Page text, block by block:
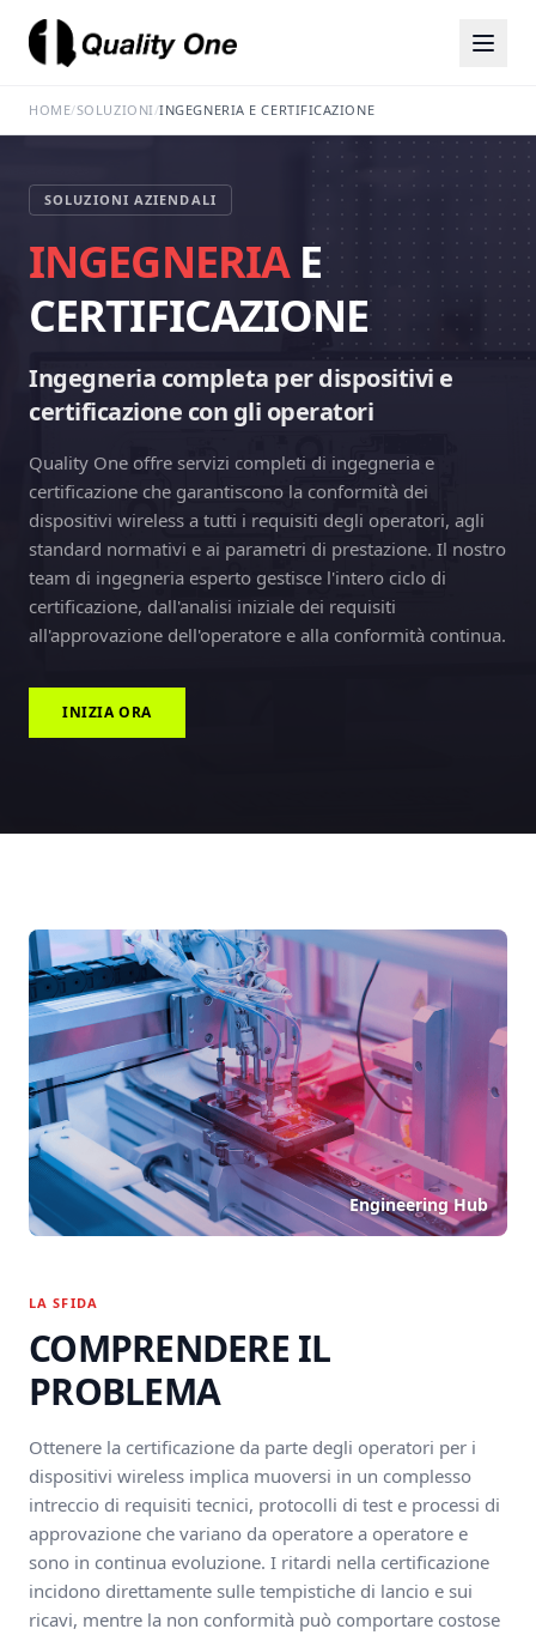
HOME/SOLUZIONI/INGEGNERIA E CERTIFICAZIONE
SOLUZIONI AZIENDALI
INGEGNERIAE
CERTIFICAZIONE
Ingegneria completa per dispositivi e
certificazione con gli operatori
Quality One offre servizi completi di ingegneria e
certificazione che garantiscono la conformità dei
dispositivi wireless a tutti i requisiti degli operatori, agli
standard normativi e ai parametri di prestazione. Il nostro
team di ingegneria esperto gestisce l'intero ciclo di
certificazione, dall'analisi iniziale dei requisiti
all'approvazione dell'operatore e alla conformità continua.
INIZIA ORA
Engineering Hub
LA SFIDA
COMPRENDERE IL
PROBLEMA
Ottenere la certificazione da parte degli operatori per i
dispositivi wireless implica muoversi in un complesso
intreccio di requisiti tecnici, protocolli di test e processi di
approvazione che variano da operatore a operatore e
sono in continua evoluzione. I ritardi nella certificazione
incidono direttamente sulle tempistiche di lancio e sui
ricavi, mentre la non conformità può comportare costose